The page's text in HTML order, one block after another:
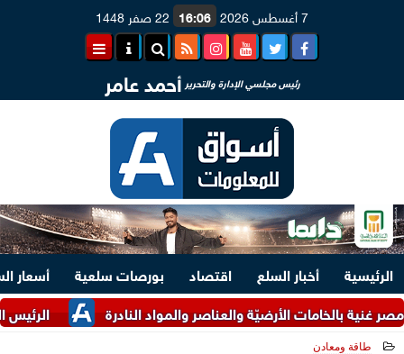
7 أغسطس 2026 16:06 22 صفر 1448
رئيس مجلسي الإدارة والتحرير أحمد عامر
الرئيسية أخبار السلع اقتصاد بورصات سلعية
أسعار
الرئيس السيسي
الأرضيّة والعناصر والمواد النادرة
طاقة ومعادن